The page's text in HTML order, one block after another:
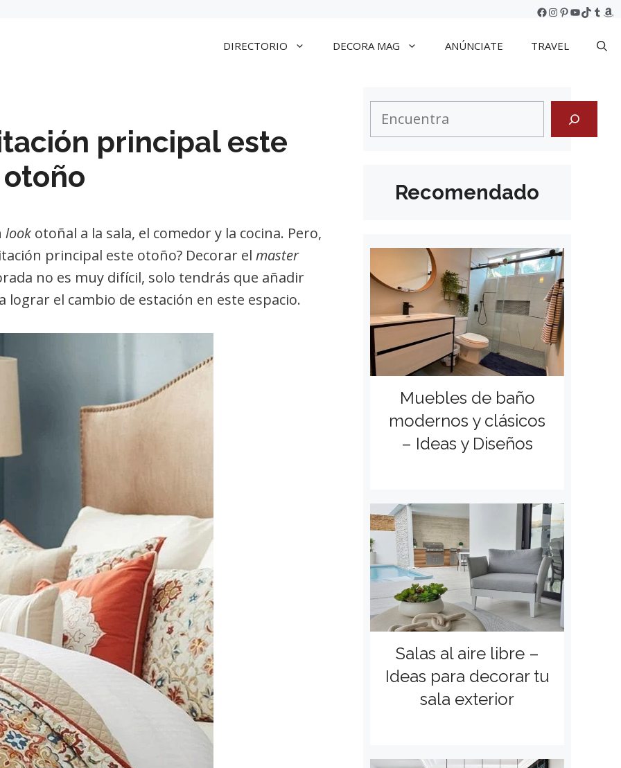
Facebook
Instagram
Pinterest
YouTube
TikTok
DIRECTORIO DECORA MAG ANÚNCIATE TRAVEL
principal este
otoño
lookotoñal a la sala, el comedor y la cocina. Pero,
principal este otoño? Decorar el master
no es muy difícil, solo tendrás que añadir
el cambio de estación en este espacio.
Search
Recomendado
Muebles de baño
modernos y clásicos
– Ideas y Diseños
Salas al aire libre –
Ideas para decorar tu
sala exterior